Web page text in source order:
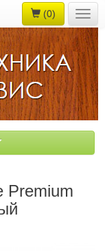
(0)
Premium